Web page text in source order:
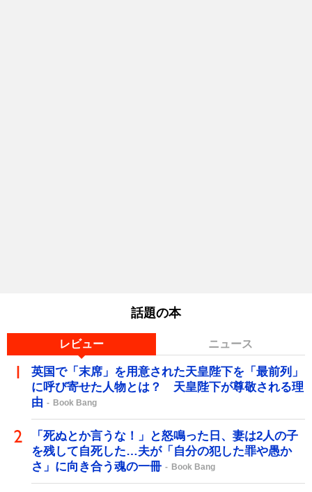
話題の本
レビュー ニュース
英国で「末席」を用意された天皇陛下を「最前列」
に呼び寄せた人物とは？ 天皇陛下が尊敬される理
由
Book Bang
「死ぬとか言うな！」と怒鳴った日、妻は2人の子
を残して自死した…夫が「自分の犯した罪や愚か
さ」に向き合う魂の一冊
Book Bang